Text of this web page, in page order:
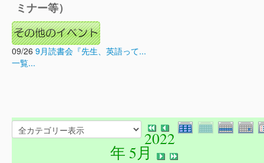
ミナー等）
09/26 9月読書会『先生、英語って...
一覧...
2022
年 5月